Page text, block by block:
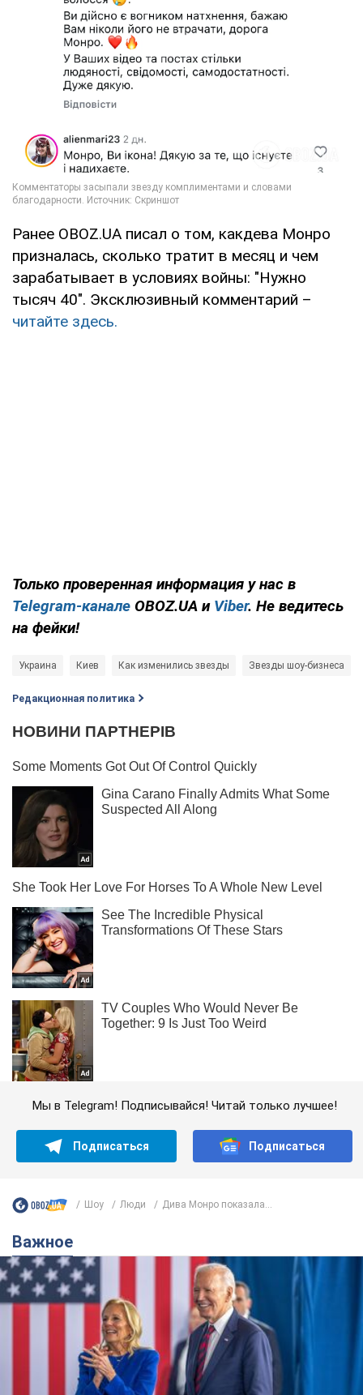
Ранее OBOZ.UA писал о том, какдева Монро
призналась, сколько тратит в месяц и чем
зарабатывает в условиях войны: "Нужно
тысяч 40". Эксклюзивный комментарий –
читайте здесь.
Только проверенная информация у нас в
Telegram-канале OBOZ.UA и Viber. Не ведитесь
на фейки!
Украина Киев Как изменились звезды Звезды шоу-бизнеса
Редакционная политика
Мы в Telegram! Подписывайся! Читай только лучшее!
Подписаться Подписаться
Шоу Люди Дива Монро показала...
Важное